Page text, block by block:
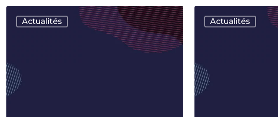
DES
2020
Actualités
décembre
badge
pour
Actualités